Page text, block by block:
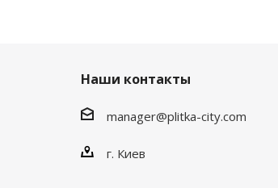
Наши контакты
manager@plitka-city.com
г. Киев